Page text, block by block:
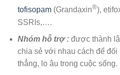
tofisopam(Grandaxin®),
SSRIs,….
Nhóm hỗ trợ :được thành
chia sẻ với nhau cách để
thẳng, lo âu trong cuộc sống.